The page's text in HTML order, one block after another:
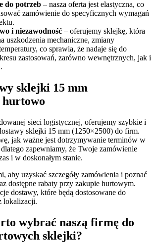
do potrzeb – nasza oferta jest elastyczna, co
zamówienie do specyficznych wymagań
i niezawodność – oferujemy sklejkę, która
uszkodzenia mechaniczne, zmiany
co sprawia, że nadaje się do
zastosowań, zarówno wewnętrznych, jak i
sklejki 15 mm
hurtowo
sieci logistycznej, oferujemy szybkie i
sklejki 15 mm (1250×2500) do firm.
jak ważne jest dotrzymywanie terminów w
zapewniamy, że Twoje zamówienie
i w doskonałym stanie.
aby uzyskać szczegóły zamówienia i poznać
dostępne rabaty przy zakupie hurtowym.
dostawy, które będą dostosowane do
lokalizacji.
wybrać naszą firmę do
sklejki?